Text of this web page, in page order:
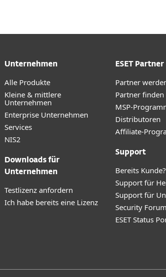
Unternehmen
Alle Produkte
Kleine & mittlere
Unternehmen
Enterprise Unternehmen
Services
NIS2
Downloads für
Unternehmen
Testlizenz anfordern
Ich habe bereits eine Lizenz
ESET Partner
Partner
Partner finden
MSP-
Distributoren
Affiliate-
Support
Bereits Kunde?
Support für
Support für
Security Forum
ESET Status